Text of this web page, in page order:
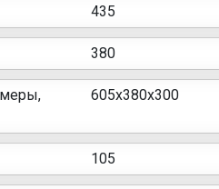
435
380
605x380x300
105